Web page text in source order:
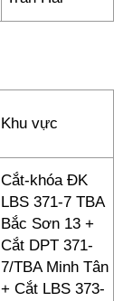
Khu vực
Cắt-khóa ĐK
LBS 371-7 TBA
Bắc Sơn 13 +
Cắt DPT 371-
7/TBA Minh Tân
+ Cắt LBS 373-